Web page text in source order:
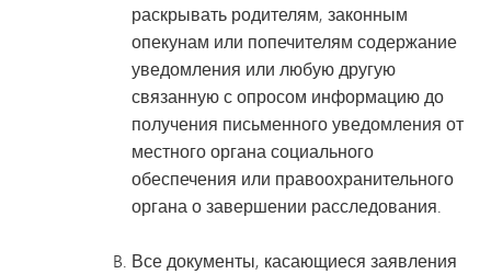
раскрывать родителям, законным
опекунам или попечителям содержание
уведомления или любую другую
связанную с опросом информацию до
получения письменного уведомления от
местного органа социального
обеспечения или правоохранительного
органа о завершении расследования.
Все документы, касающиеся заявления